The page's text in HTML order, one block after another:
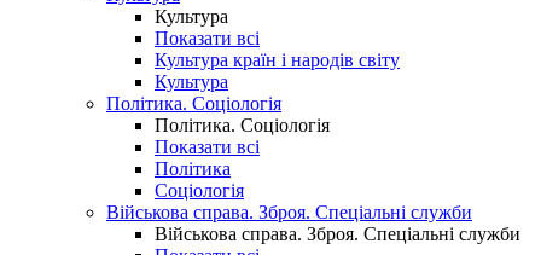
Культура
Показати всі
Культура країн і народів світу
Культура
Політика. Соціологія
Політика. Соціологія
Показати всі
Політика
Соціологія
Військова справа. Зброя. Спеціальні служби
Військова справа. Зброя. Спеціальні служби